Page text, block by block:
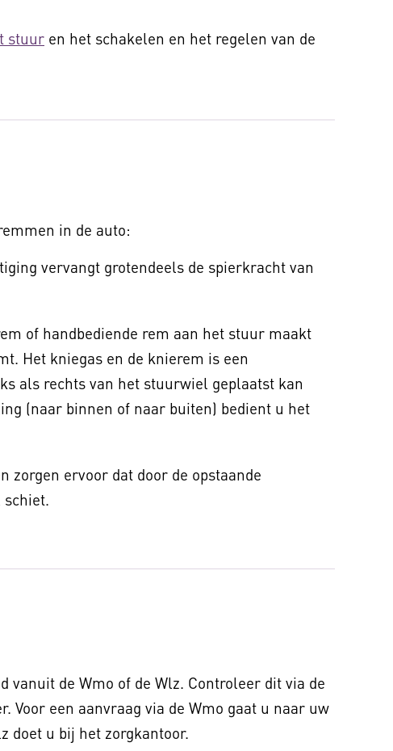
stuur en het schakelen en het regelen van de
in de auto:
vervangt grotendeels de spierkracht van
of handbediende rem aan het stuur maakt
Het kniegas en de knierem is een
als rechts van het stuurwiel geplaatst kan
(naar binnen of naar buiten) bedient u het
zorgen ervoor dat door de opstaande
schiet.
de Wmo of de Wlz. Controleer dit via de
Voor een aanvraag via de Wmo gaat u naar uw
doet u bij het zorgkantoor.